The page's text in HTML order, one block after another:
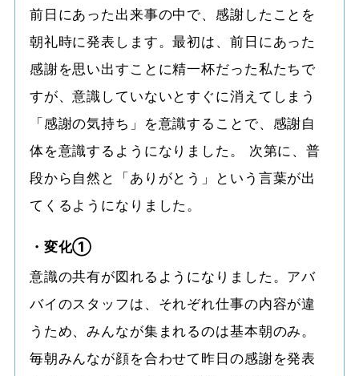
前日にあった出来事の中で、感謝したことを
朝礼時に発表します。最初は、前日にあった
感謝を思い出すことに精一杯だった私たちで
すが、意識していないとすぐに消えてしまう
「感謝の気持ち」を意識することで、感謝自
体を意識するようになりました。 次第に、普
段から自然と「ありがとう」という言葉が出
てくるようになりました。
・変化①
意識の共有が図れるようになりました。アバ
バイのスタッフは、それぞれ仕事の内容が違
うため、みんなが集まれるのは基本朝のみ。
毎朝みんなが顔を合わせて昨日の感謝を発表